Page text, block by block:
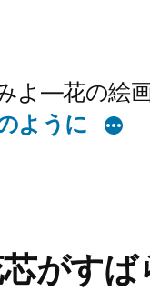
―花の絵
ように
がすば